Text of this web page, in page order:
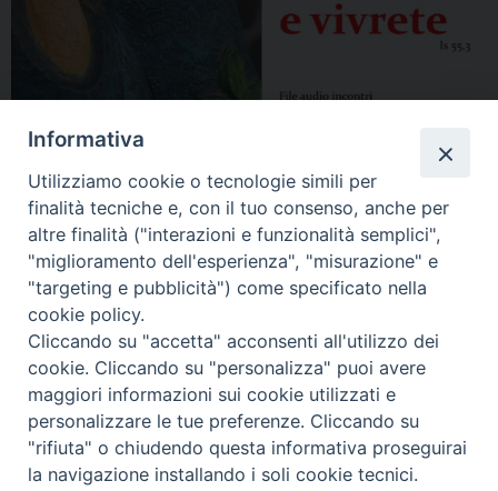
Informativa
Utilizziamo cookie o tecnologie simili per
finalità tecniche e, con il tuo consenso, anche per
altre finalità ("interazioni e funzionalità semplici",
"miglioramento dell'esperienza", "misurazione" e
"targeting e pubblicità") come specificato nella
cookie policy.
Cliccando su "accetta" acconsenti all'utilizzo dei
cookie. Cliccando su "personalizza" puoi avere
maggiori informazioni sui cookie utilizzati e
personalizzare le tue preferenze. Cliccando su
"rifiuta" o chiudendo questa informativa proseguirai
la navigazione installando i soli cookie tecnici.